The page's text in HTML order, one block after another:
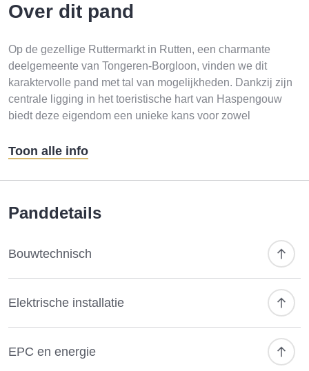
Over dit pand
Op de gezellige Ruttermarkt in Rutten, een charmante
deelgemeente van Tongeren-Borgloon, vinden we dit
karaktervolle pand met tal van mogelijkheden. Dankzij zijn
centrale ligging in het toeristische hart van Haspengouw
biedt deze eigendom een unieke kans voor zowel
Bent u op zoek naar een horecazaak op een uitstekende
naar eigen smaak kunt renoveren? Dit pand biedt beide
woonst
Het gelijkvloers is ingericht als horecazaak en beschikt
over:
Ruime en gezellige verbruikszaal met authentieke toog
Aangenaam terras aan de voorzijde
Toon alle info
Panddetails
Bouwtechnisch
Elektrische installatie
EPC en energie